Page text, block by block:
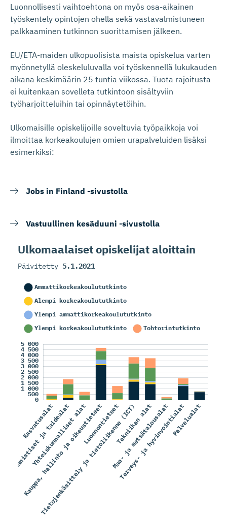
Luonnollisesti vaihtoehtona on myös osa-aikainen
työskentely opintojen ohella sekä vastavalmistuneen
palkkaaminen tutkinnon suorittamisen jälkeen.
EU/ETA-maiden ulkopuolisista maista opiskelua varten
myönnetyllä oleskeluluvalla voi työskennellä lukukauden
aikana keskimäärin 25 tuntia viikossa. Tuota rajoitusta
ei kuitenkaan sovelleta tutkintoon sisältyviin
työharjoitteluihin tai opinnäytetöihin.
Ulkomaisille opiskelijoille soveltuvia työpaikkoja voi
ilmoittaa korkeakoulujen omien urapalveluiden lisäksi
esimerkiksi:
Jobs in Finland -sivustolla
Vastuullinen kesäduuni -sivustolla
Ulkomaalaiset opiskelijat aloittain
Päivitetty 5.1.2021